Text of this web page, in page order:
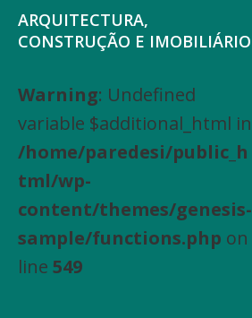
Saltar
para
menu
principal
Skip
content
ARQUITECTURA,
CONSTRUÇÃO E IMOBILIÁRIO
Engenharia
Civil,
Actividades
especializadas
de
construção,
Arrendamento
Warning: Undefined
variable $additional_html in
/home/paredesi/public_h
tml/wp-
content/themes/genesis-
sample/functions.php on
line 549